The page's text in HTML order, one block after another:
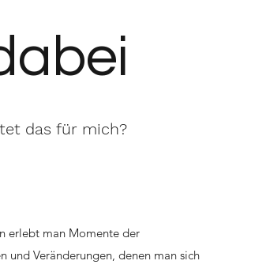
das für mich?
erlebt man Momente der
und Veränderungen, denen man sich